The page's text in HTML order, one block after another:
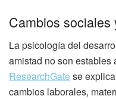
Cambios sociales
La psicología del
amistad no son estables
ResearchGatese
cambios laborales,